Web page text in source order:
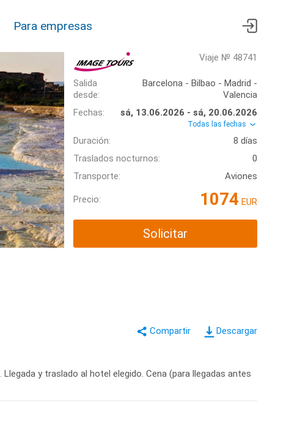
Para empresas
Viaje № 48741
Salida
desde:
Barcelona - Bilbao - Madrid -
Valencia
Fechas:
sá, 13.06.2026 - sá, 20.06.2026
Todas las fechas
Duración:
8 días
Traslados nocturnos:
0
Transporte:
Aviones
Precio: 1074 EUR
Solicitar
Descargar
y traslado al hotel elegido. Cena (para llegadas antes